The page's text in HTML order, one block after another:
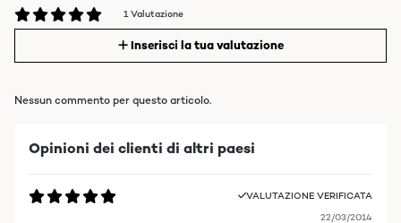
1 Valutazione
Inserisci la tua valutazione
Nessun commento per questo articolo.
Opinioni dei clienti di altri paesi
VALUTAZIONE VERIFICATA
22/03/2014